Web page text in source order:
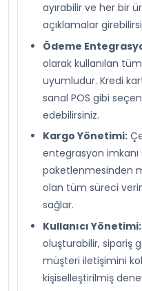
ayırabilir ve her bir
açıklamalar
Ödeme
olarak kullanılan
uyumludur. Kredi
sanal POS gibi
edebilirsiniz.
Kargo Yönetimi:
entegrasyon imkanı
paketlenmesinden
olan tüm süreci
sağlar.
Kullanıcı Yönetimi:
oluşturabilir, sipariş
müşteri iletişimini
kişiselleştirilmiş